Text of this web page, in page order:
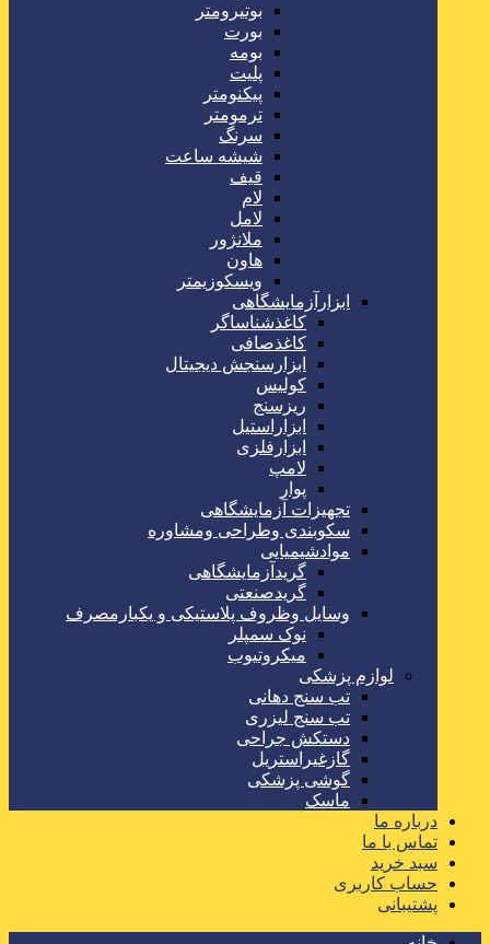
بوتیرومتر
بورت
بومه
پلیت
پیکنومتر
ترمومتر
سرنگ
شیشه ساعت
قیف
لام
لامل
ملانژور
هاون
ویسکوزیمتر
ابزارآزمایشگاهی
کاغذشناساگر
کاغذصافی
ابزارسنجش دیجیتال
کولیس
ریزسنج
ابزاراستیل
ابزارفلزی
لامپ
پوار
تجهیزات آزمایشگاهی
سکوبندی وطراحی ومشاوره
موادشیمیایی
گریدآزمایشگاهی
گریدصنعتی
وسایل وظروف پلاستیکی و یکبارمصرف
نوک سمپلر
میکروتیوب
لوازم پزشکی
تب سنج دهانی
تب سنج لیزری
دستکش جراحی
گازغیراستریل
گوشی پزشکی
ماسک
درباره ما
تماس با ما
سبد خرید
حساب کاربری
پشتیبانی